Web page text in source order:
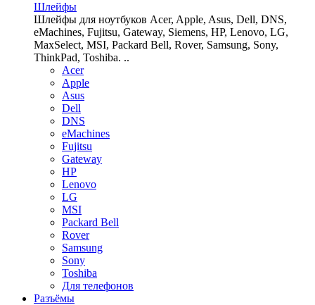
Шлейфы
Шлейфы для ноутбуков Acer, Apple, Asus, Dell, DNS,
eMachines, Fujitsu, Gateway, Siemens, HP, Lenovo, LG,
MaxSelect, MSI, Packard Bell, Rover, Samsung, Sony,
ThinkPad, Toshiba. ..
Acer
Apple
Asus
Dell
DNS
eMachines
Fujitsu
Gateway
HP
Lenovo
LG
MSI
Packard Bell
Rover
Samsung
Sony
Toshiba
Для телефонов
Разъёмы